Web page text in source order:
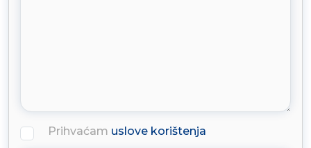
Prihvaćam uslove korištenja